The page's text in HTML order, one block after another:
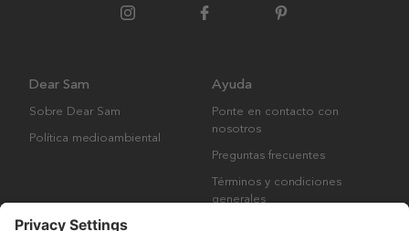
Dear Sam
Sobre Dear Sam
Política medioambiental
Ayuda
Ponte en contacto con
nosotros
Preguntas frecuentes
Términos y condiciones
generales